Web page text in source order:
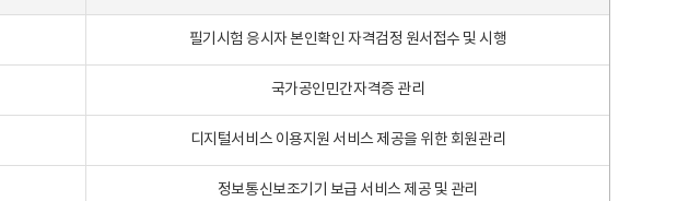
필기시험 응시자 본인확인 자격검정 원서접수 및 시행
국가공인민간자격증 관리
디지털서비스 이용지원 서비스 제공을 위한 회원관리
정보통신보조기기 보급 서비스 제공 및 관리